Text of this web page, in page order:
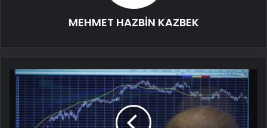
MEHMET HAZBİN KAZBEK